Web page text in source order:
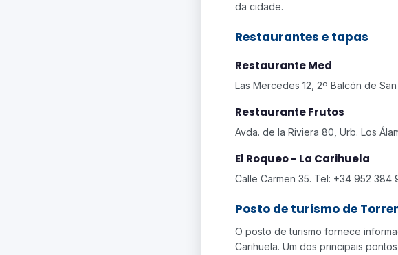
da cidade.
Restaurantes e tapas
Restaurante Med
Las Mercedes 12, 2º Balcón de
Restaurante Frutos
Avda. de la Riviera 80, Urb. Los
El Roqueo - La Carihuela
Calle Carmen 35. Tel: +34 952 384
Posto de turismo de
O posto de turismo fornece
Carihuela. Um dos principais